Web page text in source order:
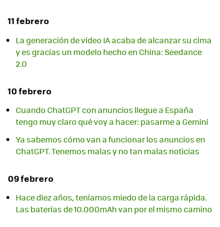
11 febrero
La generación de vídeo IA acaba de alcanzar su cima
y es gracias un modelo hecho en China: Seedance
2.0
10 febrero
Cuando ChatGPT con anuncios llegue a España
tengo muy claro qué voy a hacer: pasarme a Gemini
Ya sabemos cómo van a funcionar los anuncios en
ChatGPT. Tenemos malas y no tan malas noticias
09 febrero
Hace diez años, teníamos miedo de la carga rápida.
Las baterías de 10.000mAh van por el mismo camino